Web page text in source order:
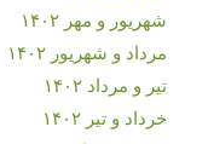
شهریور و مهر ۱۴۰۲
مرداد و شهریور ۱۴۰۲
تیر و مرداد ۱۴۰۲
خرداد و تیر ۱۴۰۲